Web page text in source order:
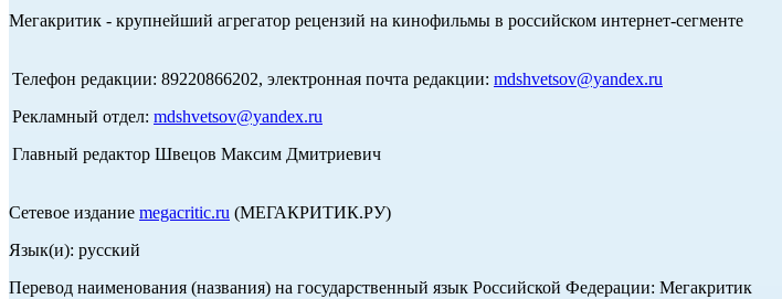
Мегакритик - крупнейший агрегатор рецензий на кинофильмы в российском интернет-сегменте
Телефон редакции: 89220866202, электронная почта редакции: mdshvetsov@yandex.ru
Рекламный отдел: mdshvetsov@yandex.ru
Главный редактор Швецов Максим Дмитриевич
Сетевое издание megacritic.ru (МЕГАКРИТИК.РУ)
Язык(и): русский
Перевод наименования (названия) на государственный язык Российской Федерации: Мегакритик